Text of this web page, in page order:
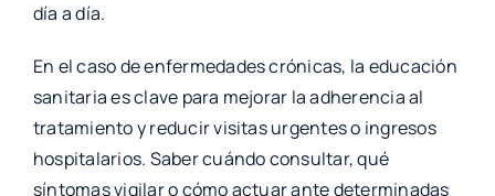
día a día.
En el caso de enfermedades crónicas, la educación
sanitaria es clave para mejorar la adherencia al
tratamiento y reducir visitas urgentes o ingresos
hospitalarios. Saber cuándo consultar, qué
síntomas vigilar o cómo actuar ante determinadas